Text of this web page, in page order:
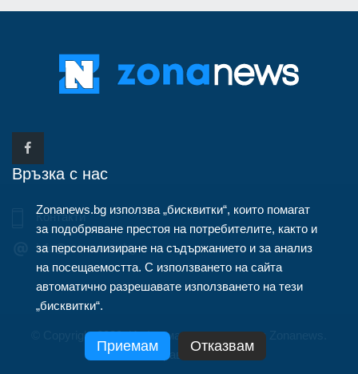
Връзка с нас
Контакти
info@zonanews.bg
© Copyright 2020, Информационна агенция Zonanews.
Всички права запазени.
Zonanews.bg използва „бисквитки“, които помагат
за подобряване престоя на потребителите, както и
за персонализиране на съдържанието и за анализ
на посещаемостта. С използването на сайта
автоматично разрешавате използването на тези
„бисквитки“.
Приемам Отказвам